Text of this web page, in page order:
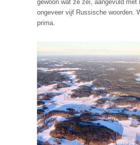
gewoon wat ze zei, aangevuld met
ongeveer vijf Russische woorden.
prima.